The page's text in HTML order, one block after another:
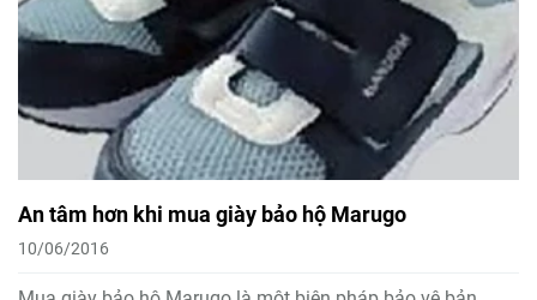
An tâm hơn khi mua giày bảo hộ Marugo
10/06/2016